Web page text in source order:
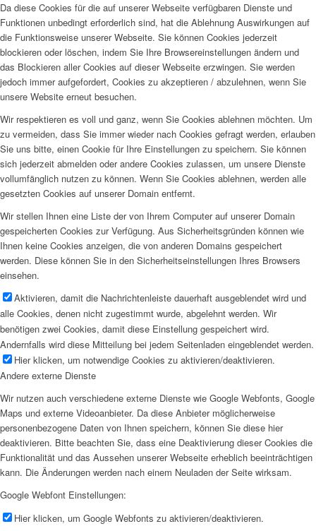
Da diese Cookies für die auf unserer Webseite verfügbaren Dienste und
Funktionen unbedingt erforderlich sind, hat die Ablehnung Auswirkungen auf
die Funktionsweise unserer Webseite. Sie können Cookies jederzeit
blockieren oder löschen, indem Sie Ihre Browsereinstellungen ändern und
das Blockieren aller Cookies auf dieser Webseite erzwingen. Sie werden
jedoch immer aufgefordert, Cookies zu akzeptieren / abzulehnen, wenn Sie
unsere Website erneut besuchen.
Wir respektieren es voll und ganz, wenn Sie Cookies ablehnen möchten. Um
zu vermeiden, dass Sie immer wieder nach Cookies gefragt werden, erlauben
Sie uns bitte, einen Cookie für Ihre Einstellungen zu speichern. Sie können
sich jederzeit abmelden oder andere Cookies zulassen, um unsere Dienste
vollumfänglich nutzen zu können. Wenn Sie Cookies ablehnen, werden alle
gesetzten Cookies auf unserer Domain entfernt.
Wir stellen Ihnen eine Liste der von Ihrem Computer auf unserer Domain
gespeicherten Cookies zur Verfügung. Aus Sicherheitsgründen können wie
Ihnen keine Cookies anzeigen, die von anderen Domains gespeichert
werden. Diese können Sie in den Sicherheitseinstellungen Ihres Browsers
einsehen.
Aktivieren, damit die Nachrichtenleiste dauerhaft ausgeblendet wird und
alle Cookies, denen nicht zugestimmt wurde, abgelehnt werden. Wir
benötigen zwei Cookies, damit diese Einstellung gespeichert wird.
Andernfalls wird diese Mitteilung bei jedem Seitenladen eingeblendet werden.
Hier klicken, um notwendige Cookies zu aktivieren/deaktivieren.
Andere externe Dienste
Wir nutzen auch verschiedene externe Dienste wie Google Webfonts, Google
Maps und externe Videoanbieter. Da diese Anbieter möglicherweise
personenbezogene Daten von Ihnen speichern, können Sie diese hier
deaktivieren. Bitte beachten Sie, dass eine Deaktivierung dieser Cookies die
Funktionalität und das Aussehen unserer Webseite erheblich beeinträchtigen
kann. Die Änderungen werden nach einem Neuladen der Seite wirksam.
Google Webfont Einstellungen:
Hier klicken, um Google Webfonts zu aktivieren/deaktivieren.